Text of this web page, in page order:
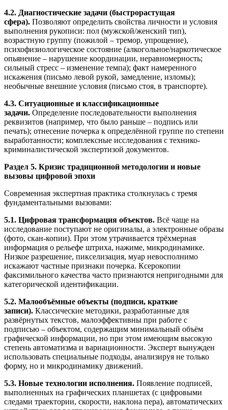
4.2. Диагностические задачи (быстрорастущая
сфера). Позволяют определить свойства личности и условия
выполнения рукописи: пол (мужской/женский тип),
возрастную группу (пожилой – тремор, упрощение),
психофизиологическое состояние (алкогольное/наркотическое
опьянение – нарушение координации, неравномерность;
сильный стресс – изменение темпа); факт намеренного
искажения (письмо левой рукой, замедление, изломы);
необычные внешние условия (письмо стоя, в транспорте).
4.3. Ситуационные и классификационные
задачи. Определение последовательности выполнения
реквизитов (например, что было раньше – подпись или
печать); отнесение почерка к определённой группе по степени
выработанности; комплексные исследования с технико-
криминалистической экспертизой документов.
Раздел 5. Кризис традиционной методологии и новые
вызовы цифровой эпохи
Современная экспертная практика столкнулась с тремя
фундаментальными вызовами:
5.1. Цифровая трансформация объектов. Всё чаще на
исследование поступают не оригиналы, а электронные образы
(фото, скан-копии). При этом утрачивается трёхмерная
информация о рельефе штриха, нажиме, микродинамике.
Низкое разрешение, пикселизация, муар невосполнимо
искажают частные признаки почерка. Ксерокопии
факсимильного качества часто признаются непригодными для
категорической идентификации.
5.2. Малообъёмные объекты (подписи, краткие
записи). Классические методики, разработанные для
развёрнутых текстов, малоэффективны при работе с
подписью – объектом, содержащим минимальный объём
графической информации, но при этом имеющим высокую
степень автоматизма и вариационности. Эксперт вынужден
использовать специальные подходы, анализируя не только
форму, но и микродинамику движений.
5.3. Новые технологии исполнения. Появление подписей,
выполненных на графических планшетах (с цифровыми
следами траектории, скорости, наклона пера), автоматических